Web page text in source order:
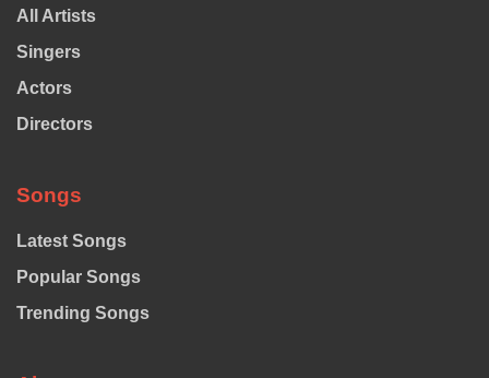
All Artists
Singers
Actors
Directors
Songs
Latest Songs
Popular Songs
Trending Songs